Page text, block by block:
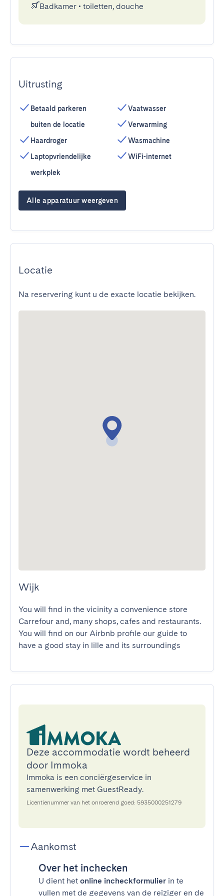
Badkamer • toiletten, douche
Uitrusting
Betaald parkeren
buiten de locatie
Haardroger
Laptopvriendelijke
werkplek
Vaatwasser
Verwarming
Wasmachine
WiFi-internet
Alle apparatuur weergeven
Locatie
Na reservering kunt u de exacte locatie bekijken.
Wijk
You will find in the vicinity a convenience store
Carrefour and, many shops, cafes and restaurants.
You will find on our Airbnb profile our guide to
have a good stay in lille and its surroundings
Deze accommodatie wordt beheerd
door Immoka
Immoka is een conciërgeservice in
samenwerking met GuestReady.
Licentienummer van het onroerend goed: 5935000251279
Aankomst
Over het inchecken
U dient het online incheckformulier in te
vullen met de gegevens van de reiziger en de